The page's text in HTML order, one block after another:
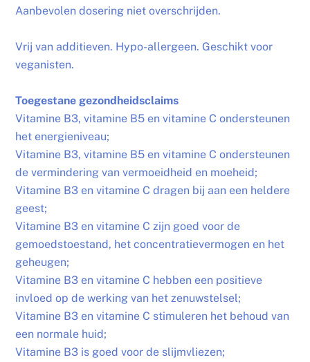
Aanbevolen dosering niet overschrijden.
Vrij van additieven. Hypo-allergeen. Geschikt voor
veganisten.
Toegestane gezondheidsclaims
Vitamine B3, vitamine B5 en vitamine C ondersteunen
het energieniveau;
Vitamine B3, vitamine B5 en vitamine C ondersteunen
de vermindering van vermoeidheid en moeheid;
Vitamine B3 en vitamine C dragen bij aan een heldere
geest;
Vitamine B3 en vitamine C zijn goed voor de
gemoedstoestand, het concentratievermogen en het
geheugen;
Vitamine B3 en vitamine C hebben een positieve
invloed op de werking van het zenuwstelsel;
Vitamine B3 en vitamine C stimuleren het behoud van
een normale huid;
Vitamine B3 is goed voor de slijmvliezen;